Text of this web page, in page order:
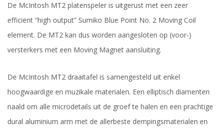
De McIntosh MT2 platenspeler is uitgerust met een zeer
efficiënt “high output” Sumiko Blue Point No. 2 Moving Coil
element. De MT2 kan dus worden aangesloten op (voor-)
versterkers met een Moving Magnet aansluiting.
De McIntosh MT2 draaitafel is samengesteld uit enkel
hoogwaardige en muzikale materialen. Een elliptisch diamenten
naald om alle microdetails uit de groef te halen en een prachtige
dural aluminium arm met de allerbeste dempingsmaterialen en